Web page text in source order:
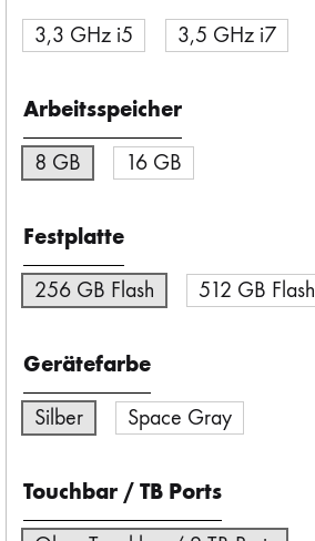
3,3 GHz i5 3,5 GHz i7
Arbeitsspeicher
8 GB 16 GB
Festplatte
256 GB Flash 512 GB Flash
Gerätefarbe
Silber Space Gray
Touchbar / TB Ports